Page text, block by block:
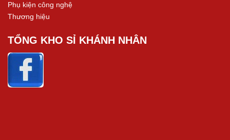
Phụ kiện công nghệ
Thương hiệu
TỔNG KHO SỈ KHÁNH NHÂN